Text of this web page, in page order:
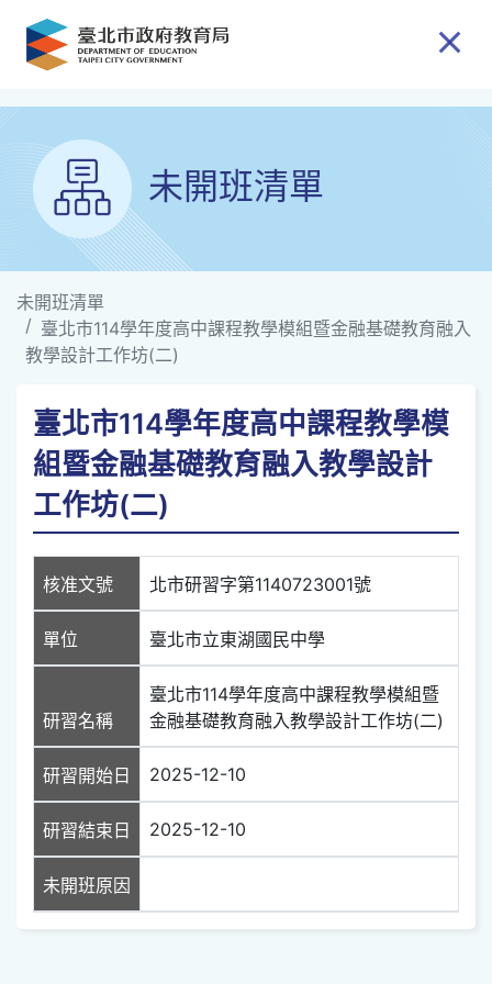
跳到主要內容
未開班清單
未開班清單
臺北市114學年度高中課程教學模組暨金融基礎教育融入
教學設計工作坊(二)
臺北市114學年度高中課程教學模
組暨金融基礎教育融入教學設計
工作坊(二)
核准文號 北市研習字第1140723001號
單位 臺北市立東湖國民中學
研習名稱
臺北市114學年度高中課程教學模組暨
金融基礎教育融入教學設計工作坊(二)
研習開始日 2025-12-10
研習結束日 2025-12-10
未開班原因